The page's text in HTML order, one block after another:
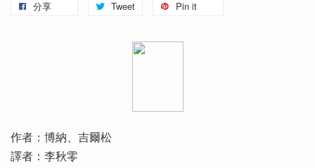
分享 Tweet Pin it
作者：博納、吉爾松
譯者：李秋零